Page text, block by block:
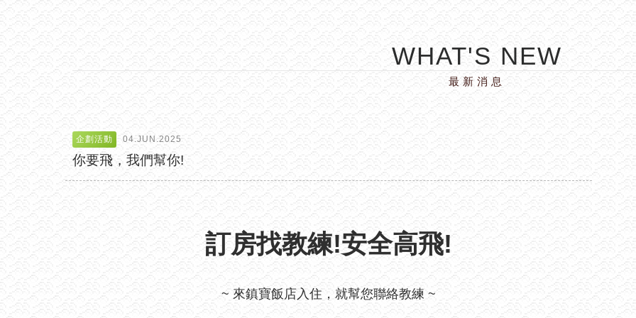
WHAT'S NEW
最新消息
企劃活動 04.JUN.2025
你要飛，我們幫你!
訂房找教練!安全高飛!
~ 來鎮寶飯店入住，就幫您聯絡教練 ~